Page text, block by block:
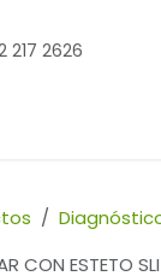
217 2626
CON ESTETO